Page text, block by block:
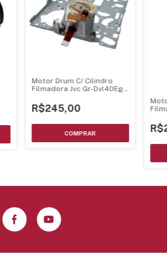
Motor Drum C/ Cilindro
Filmadora Jvc Gr-Dvl40Eg
R$245,00